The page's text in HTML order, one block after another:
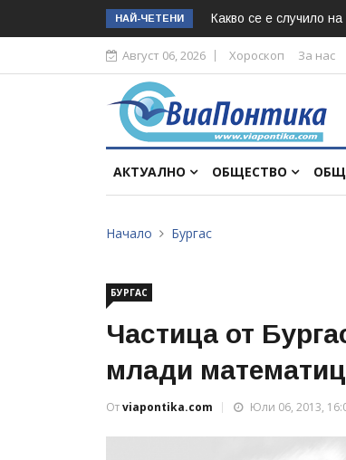
НАЙ-ЧЕТЕНИ Какво се е случило на
Август 06, 2026 Хороскоп За нас
АКТУАЛНО ОБЩЕСТВО
Начало Бургас
БУРГАС
Частица от
млади
Отviapontika.com Юли 06, 2013,